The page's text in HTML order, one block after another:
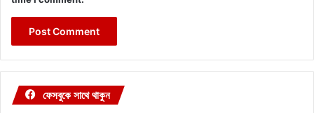
ফেসবুকে সাথে থাকুন